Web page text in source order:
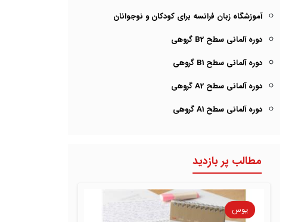
آموزشگاه زبان فرانسه برای کودکان و نوجوانان
دوره آلمانی سطح B2 گروهی
دوره آلمانی سطح B1 گروهی
دوره آلمانی سطح A2 گروهی
دوره آلمانی سطح A1 گروهی
مطالب پر بازدید
یوس